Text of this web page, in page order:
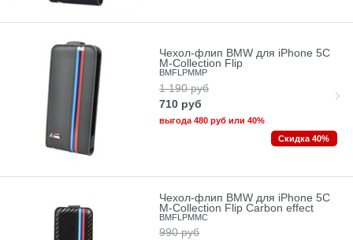
Чехол-флип BMW для iPhone 5C
M-Collection Flip
BMFLPMMP
1 190 руб
710 руб
выгода 480 рубили 40%
Скидка 40%
Чехол-флип BMW для iPhone 5C
M-Collection Flip Carbon effect
BMFLPMMC
990 руб